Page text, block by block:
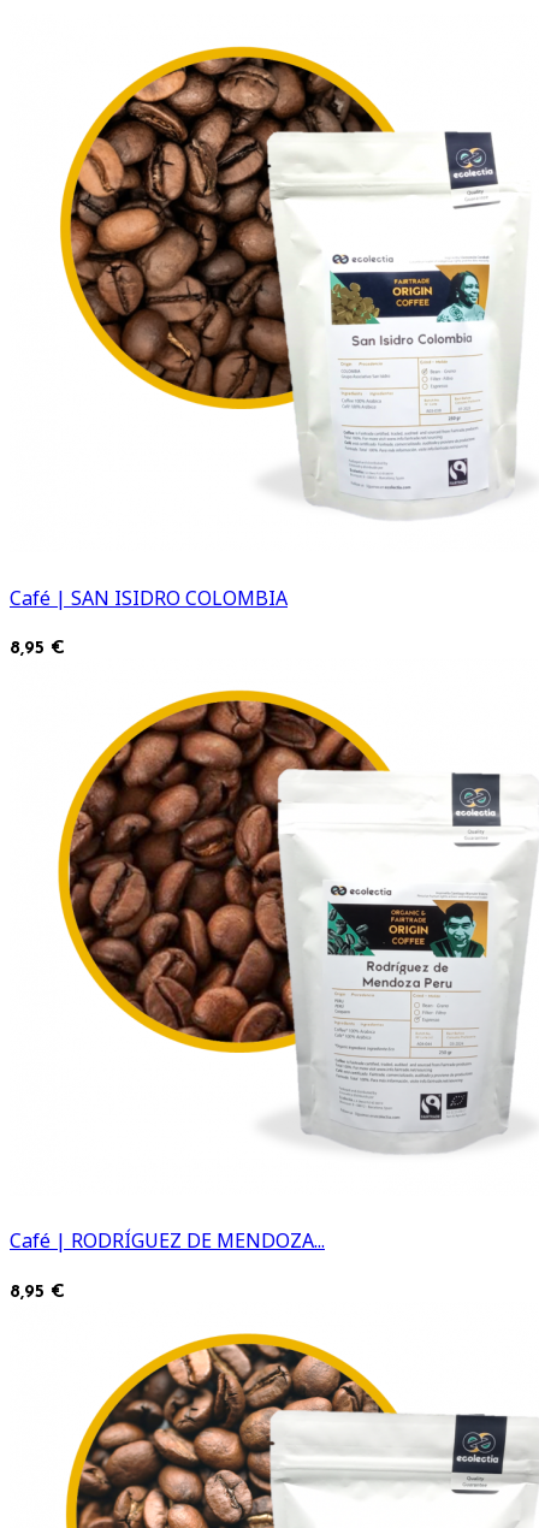
Café | SAN ISIDRO COLOMBIA
8,95 €
Café | RODRÍGUEZ DE MENDOZA...
8,95 €